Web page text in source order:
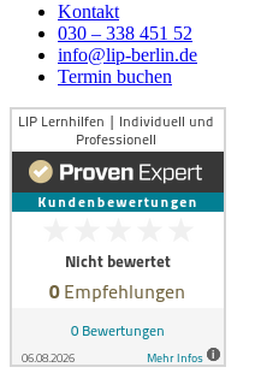
Kontakt
030 – 338 451 52
info@lip-berlin.de
Termin buchen